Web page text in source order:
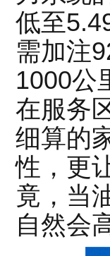
低至
需加注
1000公
在服务
细算的
性，更
竟，当
自然会